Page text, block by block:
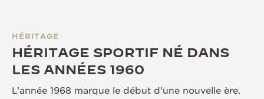
HÉRITAGE
HÉRITAGE SPORTIF NÉ DANS
LES ANNÉES 1960
L’année 1968 marque le début d’une nouvelle ère.